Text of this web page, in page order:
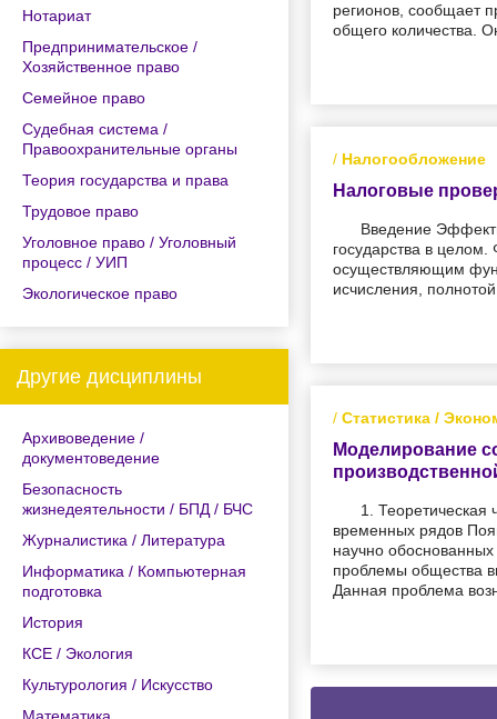
Нотариат
Предпринимательское /
Хозяйственное право
Семейное право
Судебная система /
Правоохранительные органы
Теория государства и права
Трудовое право
Уголовное право / Уголовный
процесс / УИП
Экологическое право
Другие дисциплины
Архивоведение /
документоведение
Безопасность
жизнедеятельности / БПД / БЧС
Журналистика / Литература
Информатика / Компьютерная
подготовка
История
КСЕ / Экология
Культурология / Искусство
регионов, сообщает
общего количества.
/ Налогообложение
Налоговые
Введение
государства в
осуществляющим
исчисления,
/ Статистика /
Моделирование
1. Теоретическая
временных рядов
научно
проблемы общества
Данная проблема